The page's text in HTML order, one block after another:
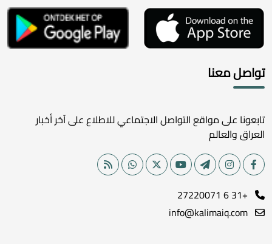
تواصل معنا
تابعونا على مواقع التواصل الاجتماعي للاطلاع على آخر أخبار
العراق والعالم
+31 6 27220071
info@kalimaiq.com